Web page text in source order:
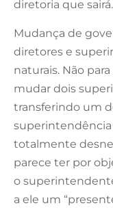
diretoria que sairá.
Mudança de
diretores e
naturais. Não
mudar dois
transferindo um
superintendência
totalmente
parece ter por
o
a ele um